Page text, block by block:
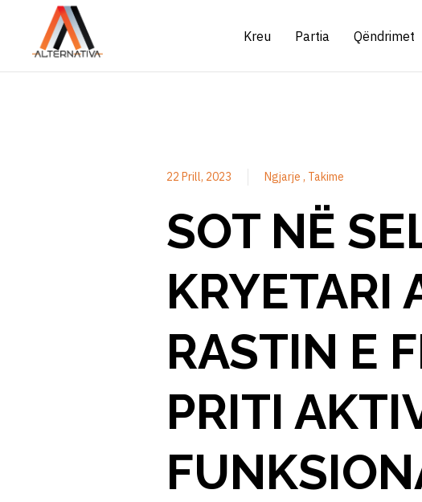
Kreu Partia Qëndrimet
22 Prill, 2023 Ngjarje Takime
SOT NË
KRYETARI
RASTIN E
PRITI